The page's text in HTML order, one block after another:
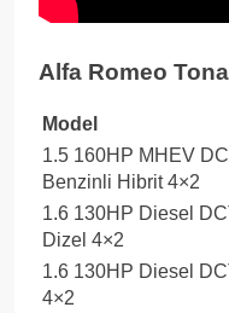
Alfa Romeo
Model
1.5 160HP MHEV
Benzinli Hibrit 4×2
1.6 130HP Diesel
Dizel 4×2
1.6 130HP Diesel
4×2